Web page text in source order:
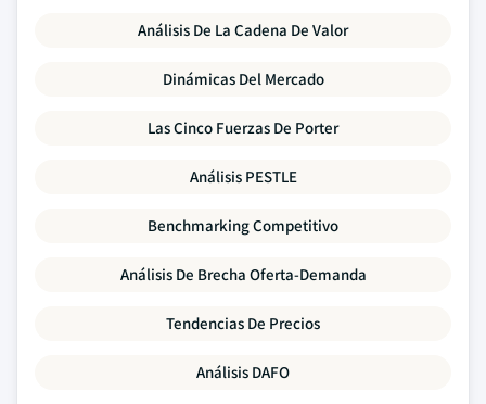
Análisis De La Cadena De Valor
Dinámicas Del Mercado
Las Cinco Fuerzas De Porter
Análisis PESTLE
Benchmarking Competitivo
Análisis De Brecha Oferta-Demanda
Tendencias De Precios
Análisis DAFO